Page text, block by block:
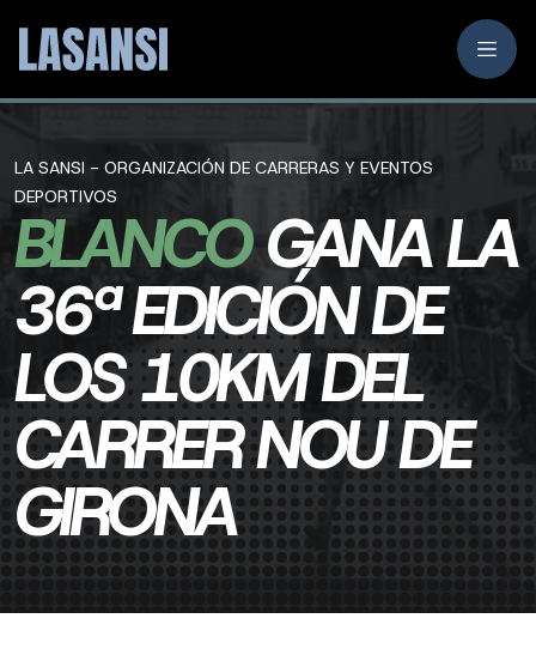
LA SANSI - ORGANIZACIÓN DE CARRERAS Y EVENTOS
DEPORTIVOS
BLANCOGANA LA
36ª EDICIÓN DE
LOS 10KM DEL
CARRER NOU DE
GIRONA